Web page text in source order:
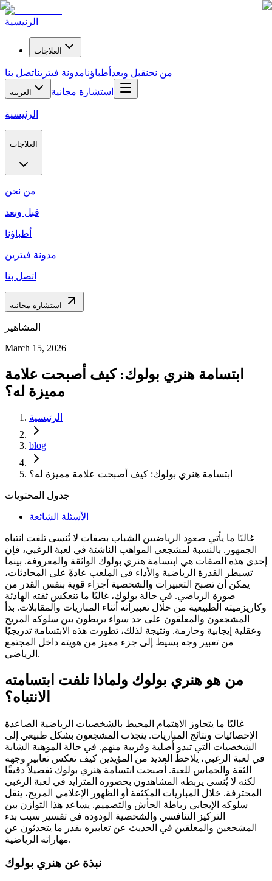
الرئيسية
العلاجات
من نحنقبل وبعد أطباؤنامدونة فيتريناتصل بنا
العربية استشارة مجانية
الرئيسية
العلاجات
من نحن
قبل وبعد
أطباؤنا
مدونة فيترين
اتصل بنا
استشارة مجانية
المشاهير
March 15, 2026
ابتسامة هنري بولوك: كيف أصبحت علامة
مميزة له؟
الرئيسية
blog
ابتسامة هنري بولوك: كيف أصبحت علامة مميزة له؟
جدول المحتويات
الأسئلة الشائعة
غالبًا ما يأتي صعود الرياضيين الشباب بصفات لا تُنسى تلفت انتباه
الجمهور. بالنسبة لمشجعي المواهب الناشئة في لعبة الرغبي، فإن
إحدى هذه الصفات هي ابتسامة هنري بولوك الواثقة والمعروفة. بينما
تسيطر القدرة الرياضية والأداء في الملعب عادةً على المحادثات،
يمكن أن تصبح التعبيرات والشخصية أجزاء قوية بنفس القدر من
صورة الرياضي. في حالة بولوك، غالبًا ما تنعكس ثقته الهادئة
وكاريزميته الطبيعية من خلال تعبيراته أثناء المباريات والمقابلات. بدأ
المشجعون والمعلقون على حد سواء يربطون بين سلوكه المريح
وعقلية إيجابية وحازمة. ونتيجة لذلك، تطورت هذه الابتسامة تدريجيًا
من تعبير وجه بسيط إلى جزء مميز من هويته داخل المجتمع
الرياضي.
من هو هنري بولوك ولماذا تلفت ابتسامته
الانتباه؟
غالبًا ما يتجاوز الاهتمام المحيط بالشخصيات الرياضية الصاعدة
الإحصائيات ونتائج المباريات. ينجذب المشجعون بشكل طبيعي إلى
الشخصيات التي تبدو أصلية وقريبة منهم. في حالة الموهبة الشابة
في لعبة الرغبي، يلاحظ العديد من المؤيدين كيف تعكس تعابير وجهه
الثقة والحماس للعبة. أصبحت ابتسامة هنري بولوك تفصيلاً دقيقًا
لكنه لا يُنسى يربطه المشاهدون بحضوره المتزايد في لعبة الرغبي
المحترفة. خلال المباريات المكثفة أو الظهور الإعلامي المريح، ينقل
سلوكه الإيجابي رباطة الجأش والتصميم. يساعد هذا التوازن بين
التركيز التنافسي والشخصية الودودة في تفسير سبب بدء
المشجعين والمعلقين في الحديث عن تعابيره بقدر ما يتحدثون عن
مهاراته الرياضية.
نبذة عن هنري بولوك